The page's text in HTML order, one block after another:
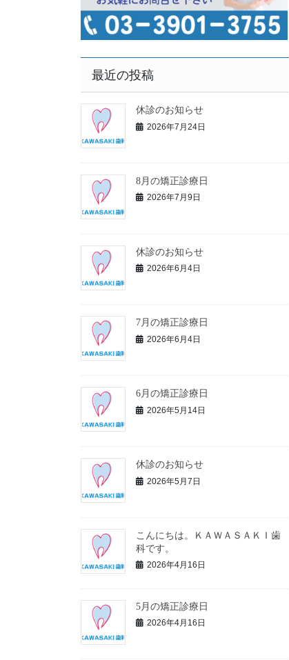
最近の投稿
休診のお知らせ
2026年7月24日
8月の矯正診療日
2026年7月9日
休診のお知らせ
2026年6月4日
7月の矯正診療日
2026年6月4日
6月の矯正診療日
2026年5月14日
休診のお知らせ
2026年5月7日
こんにちは。ＫＡＷＡＳＡＫＩ歯
科です。
2026年4月16日
5月の矯正診療日
2026年4月16日